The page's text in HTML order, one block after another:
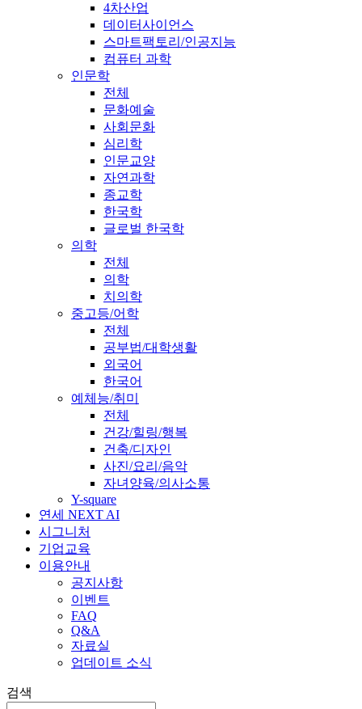
4차산업
데이터사이언스
스마트팩토리/인공지능
컴퓨터 과학
인문학
전체
문화예술
사회문화
심리학
인문교양
자연과학
종교학
한국학
글로벌 한국학
의학
전체
의학
치의학
중고등/어학
전체
공부법/대학생활
외국어
한국어
예체능/취미
전체
건강/힐링/행복
건축/디자인
사진/요리/음악
자녀양육/의사소통
Y-square
연세 NEXT AI
시그니처
기업교육
이용안내
공지사항
이벤트
FAQ
Q&A
자료실
업데이트 소식
검색